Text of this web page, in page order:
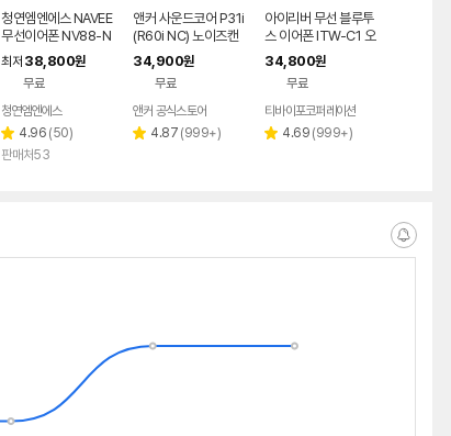
청연엠엔에스 NAVEE
무선이어폰 NV88-N
TW1 커널형 노이즈캔
슬링
최저 38,800원
무료
청연엠엔에스
별
점
4.96 리
뷰
(50)
판매처53
앤커 사운드코어 P31i
(R60i NC) 노이즈캔
슬링 무선 블루투스 이
어폰 D1202
34,900원
무료
앤커 공식스토어
별 4.87 리
(999+)
아이리버 무선 블루투
스 이어폰 ITW-C1 오
픈형 러닝 자전거 운동
용 초경량 이어커프 이
어폰 블랙
34,800원
무료
티바이포코퍼레이션
별 4.69 리
(999+)
알